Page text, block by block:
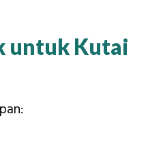
untuk Kutai